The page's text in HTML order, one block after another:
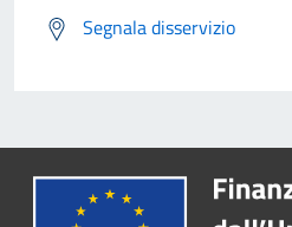
Segnala disservizio